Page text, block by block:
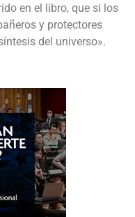
en el libro, que si los
y protectores
del universo».